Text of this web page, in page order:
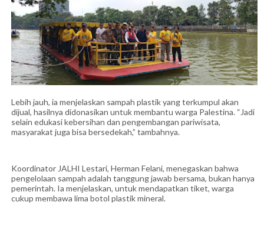
Lebih jauh, ia menjelaskan sampah plastik yang terkumpul akan
dijual, hasilnya didonasikan untuk membantu warga Palestina. “Jadi
selain edukasi kebersihan dan pengembangan pariwisata,
masyarakat juga bisa bersedekah,” tambahnya.
Koordinator JALHI Lestari, Herman Felani, menegaskan bahwa
pengelolaan sampah adalah tanggung jawab bersama, bukan hanya
pemerintah. Ia menjelaskan, untuk mendapatkan tiket, warga
cukup membawa lima botol plastik mineral.